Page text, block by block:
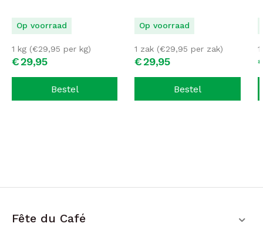
Op voorraad
€29,95
1 kg (€29,95 per kg)
Bestel
Op voorraad
€29,95
1 zak (€29,95 per zak)
Bestel
Fête du Café